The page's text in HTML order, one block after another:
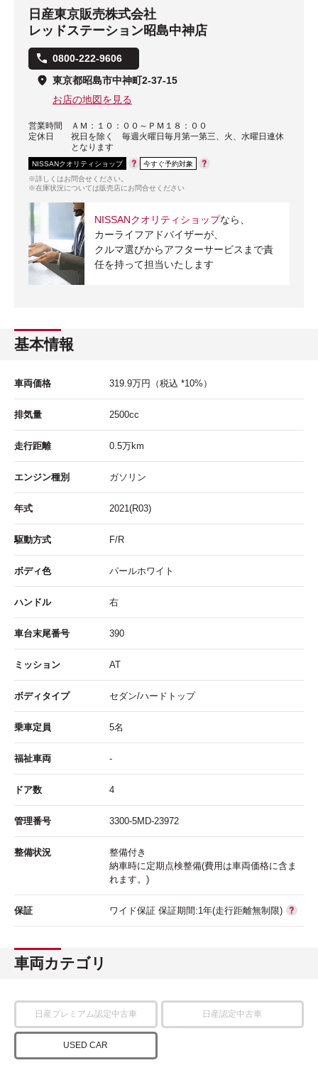
日産東京販売株式会社
レッドステーション昭島中神店
0800-222-9606
東京都昭島市中神町2-37-15
お店の地図を見る
営業時間
ＡＭ：１０：００～ＰＭ１８：００
定休日
祝日を除く 毎週火曜日毎月第一第三、火、水曜日連休
となります
NISSANクオリティショップ
今すぐ予約対象
※詳しくはお問合せください。
※在庫状況については販売店にお問合せください
NISSANクオリティショップなら、
カーライフアドバイザーが、
クルマ選びからアフターサービスまで責
任を持って担当いたします
基本情報
車両価格 319.9万円 （税込 *10%）
排気量 2500cc
走行距離 0.5万km
エンジン種別 ガソリン
年式 2021(R03)
駆動方式 F/R
ボディ色 パールホワイト
ハンドル 右
車台末尾番号 390
ミッション AT
ボディタイプ セダン/ハードトップ
乗車定員 5名
福祉車両 -
ドア数 4
管理番号 3300-5MD-23972
整備状況
整備付き
納車時に定期点検整備(費用は車両価格に含ま
れます。)
保証 ワイド保証 保証期間:1年(走行距離無制限)
車両カテゴリ
日産プレミアム認定中古車 日産認定中古車
USED CAR